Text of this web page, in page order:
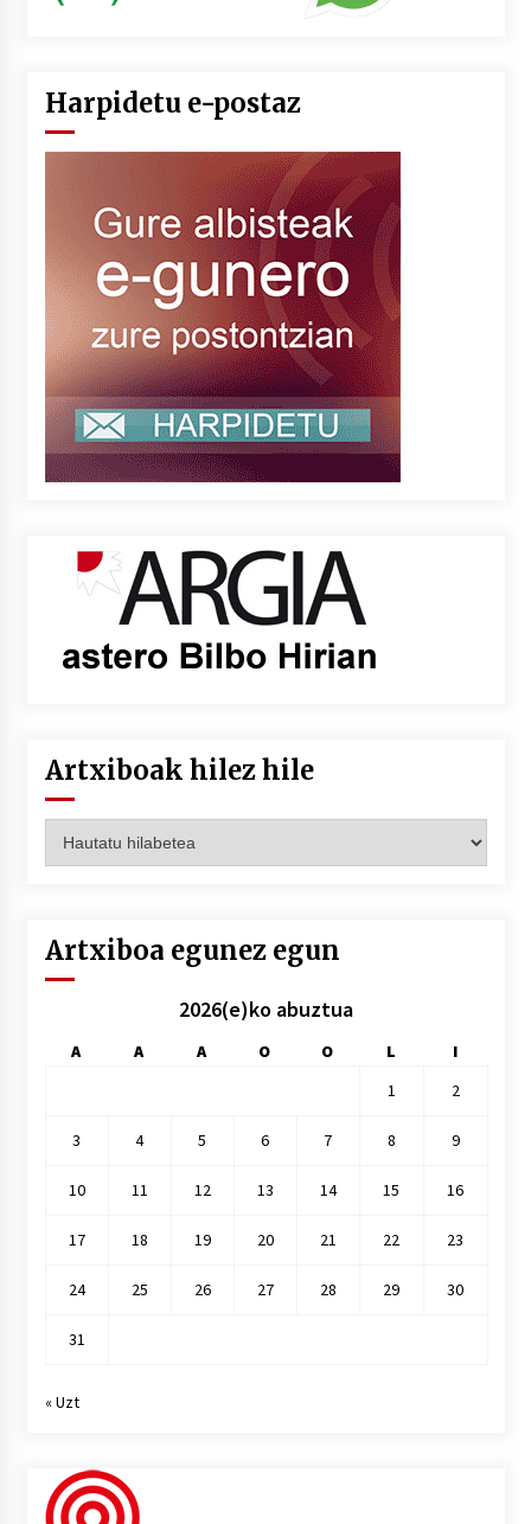
Harpidetu e-postaz
Artxiboak hilez hile
hilez
Artxiboa egunez egun
2026(e)ko abuztua
A A A O O L
I
1
2
3 4 5 6 7 8 9
10 11 12 13 14 15 16
17 18 19 20 21 22 23
24 25 26 27 28 29 30
31
« Uzt